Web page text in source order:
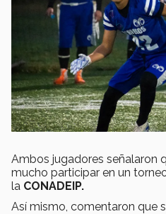
Ambos jugadores señalaron
mucho participar en un
la CONADEIP.
Así mismo, comentaron que